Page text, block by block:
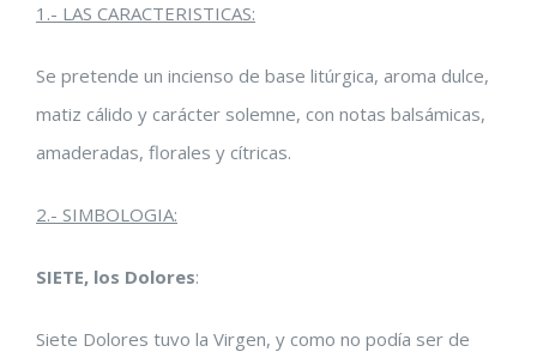
1.- LAS CARACTERISTICAS:
Se pretende un incienso de base litúrgica, aroma dulce,
matiz cálido y carácter solemne, con notas balsámicas,
amaderadas, florales y cítricas.
2.- SIMBOLOGIA:
SIETE, los Dolores:
Siete Dolores tuvo la Virgen, y como no podía ser de